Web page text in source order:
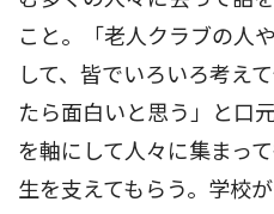
こと。「老人クラブの人
して、皆でいろいろ考え
たら面白いと思う」と口
を軸にして人々に集まっ
生を支えてもらう。学校